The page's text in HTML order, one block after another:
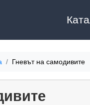
Гневът на самодивите